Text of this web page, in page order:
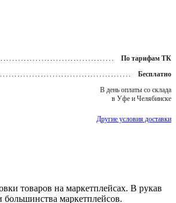
По тарифам ТК
Бесплатно
В день оплаты со склада
в Уфе и Челябинске
Другие условия доставки
товаров на маркетплейсах. В рукав
большинства маркетплейсов.